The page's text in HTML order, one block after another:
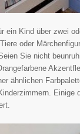
Kind über zwei
oder
Sie nicht
ähnlichen
Einige